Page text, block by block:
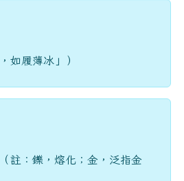
如履薄冰」）
註：鑠，熔化；金，泛指金